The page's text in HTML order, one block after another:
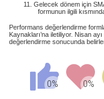
11. Gelecek dönem için
formunun ilgili
Performans değerlendirme
Kaynakları’na iletiliyor. Nisan
değerlendirme sonucunda